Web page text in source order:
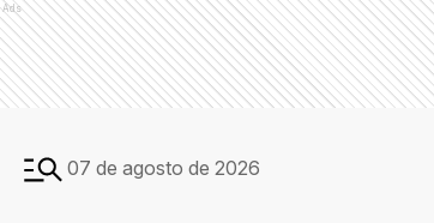
Ads
07 de agosto de 2026